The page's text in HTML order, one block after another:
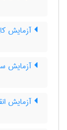
آزمایش
آزمایش
آزمایش